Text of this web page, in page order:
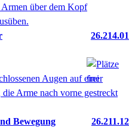
26.214.01
Bewegung
26.211.12